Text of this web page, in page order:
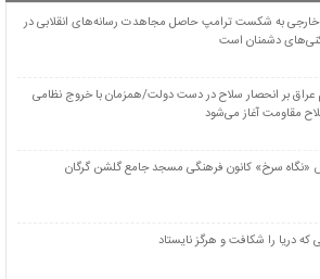
ترامپ حاصل مجاهدت رسانه‌های انقلابی در مقابله با
«عبود بطح» را در نوار غزه خاموش کند + عکس
امام حسین علیه‌السلام از «حاجز» به «کوفه»/ گریه امام
از شهدای نخستین حمله سپاه دشمن در کربلا
خارجی به شکست ترامپ حاصل مجاهدت رسانه‌های انقلابی در
دشمنان است
عراق بر انحصار سلاح در دست دولت/همزمان با خروج نظامی
مقاومت آغاز می‌شود
«نگاه سرخ» کانون فرهنگی مسجد جامع گلشن گرگان
دریا را شکافت و هرگز نایستاد